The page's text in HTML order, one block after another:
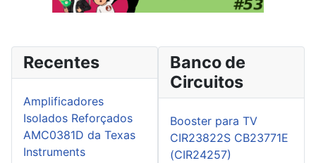
Recentes
Amplificadores
Isolados Reforçados
AMC0381D da Texas
Instruments
Banco de
Circuitos
Booster para TV
CIR23822S CB23771E
(CIR24257)